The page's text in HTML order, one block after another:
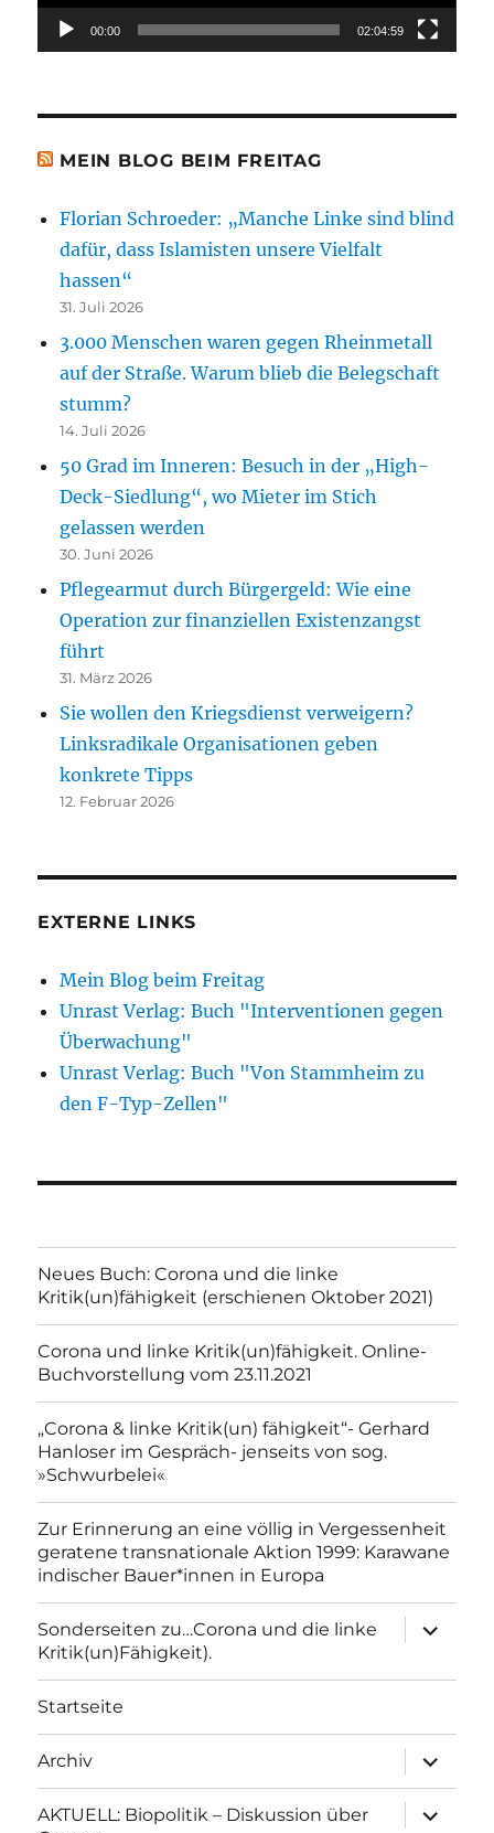
00:00 02:04:59
MEIN BLOG BEIM FREITAG
Florian Schroeder: „Manche Linke sind blind
dafür, dass Islamisten unsere Vielfalt
hassen“
31. Juli 2026
3.000 Menschen waren gegen Rheinmetall
auf der Straße. Warum blieb die Belegschaft
stumm?
14. Juli 2026
50 Grad im Inneren: Besuch in der „High-
Deck-Siedlung“, wo Mieter im Stich
gelassen werden
30. Juni 2026
Pflegearmut durch Bürgergeld: Wie eine
Operation zur finanziellen Existenzangst
führt
31. März 2026
Sie wollen den Kriegsdienst verweigern?
Linksradikale Organisationen geben
konkrete Tipps
12. Februar 2026
EXTERNE LINKS
Mein Blog beim Freitag
Unrast Verlag: Buch "Interventionen gegen
Überwachung"
Unrast Verlag: Buch "Von Stammheim zu
den F-Typ-Zellen"
Neues Buch: Corona und die linke
Kritik(un)fähigkeit (erschienen Oktober 2021)
Corona und linke Kritik(un)fähigkeit. Online-
Buchvorstellung vom 23.11.2021
„Corona & linke Kritik(un) fähigkeit“- Gerhard
Hanloser im Gespräch- jenseits von sog.
»Schwurbelei«
Zur Erinnerung an eine völlig in Vergessenheit
geratene transnationale Aktion 1999: Karawane
indischer Bauer*innen in Europa
Sonderseiten zu…Corona und die linke
Kritik(un)Fähigkeit).
anzeigen
Startseite
Archiv
anzeigen
AKTUELL: Biopolitik – Diskussion über
anzeigen